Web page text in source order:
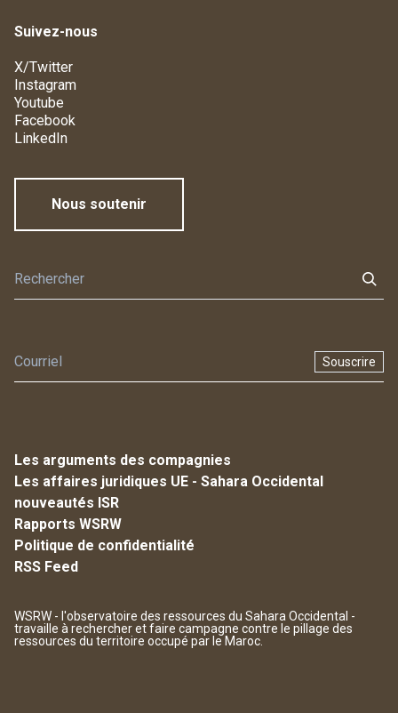
Suivez-nous
X/Twitter
Instagram
Youtube
Facebook
LinkedIn
Nous soutenir
Souscrire
Les arguments des compagnies
Les affaires juridiques UE - Sahara Occidental
nouveautés ISR
Rapports WSRW
Politique de confidentialité
RSS Feed
WSRW - l'observatoire des ressources du Sahara Occidental -
travaille à rechercher et faire campagne contre le pillage des
ressources du territoire occupé par le Maroc.